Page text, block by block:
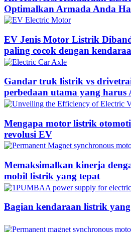
Optimalkan Armada Anda
EV Jenis Motor Listrik
paling cocok dengan
Gandar truk listrik vs
perbedaan utama yang harus
Mengapa motor listrik
revolusi EV
Memaksimalkan kinerja
mobil listrik yang tepat
Bagian kendaraan listrik